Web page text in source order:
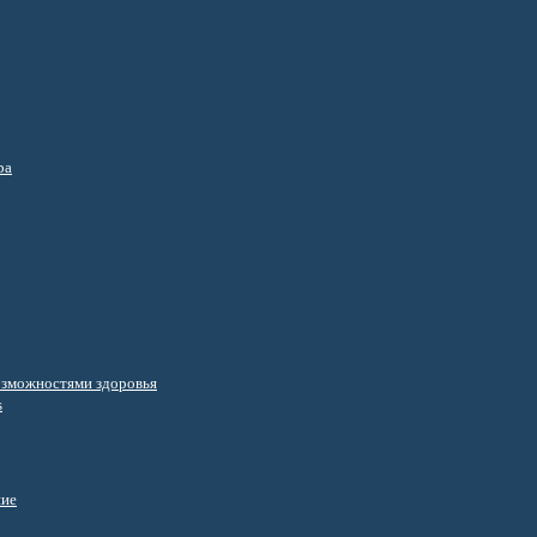
здоровья